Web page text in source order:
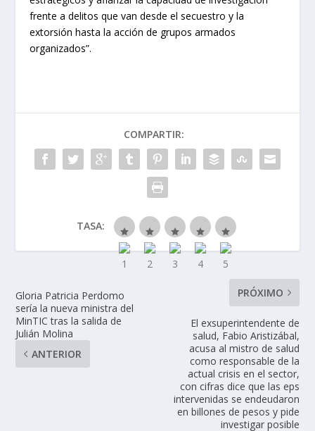
frente a delitos que van desde el secuestro y la
extorsión hasta la acción de grupos armados
organizados”.
COMPARTIR:
TASA:
Gloria Patricia Perdomo
sería la nueva ministra del
MinTIC tras la salida de
Julián Molina
ANTERIOR
PRÓXIMO
El exsuperintendente de
salud, Fabio Aristizábal,
acusa al mistro de salud
como responsable de la
actual crisis en el sector,
con cifras dice que las eps
intervenidas se endeudaron
en billones de pesos y pide
investigar posible